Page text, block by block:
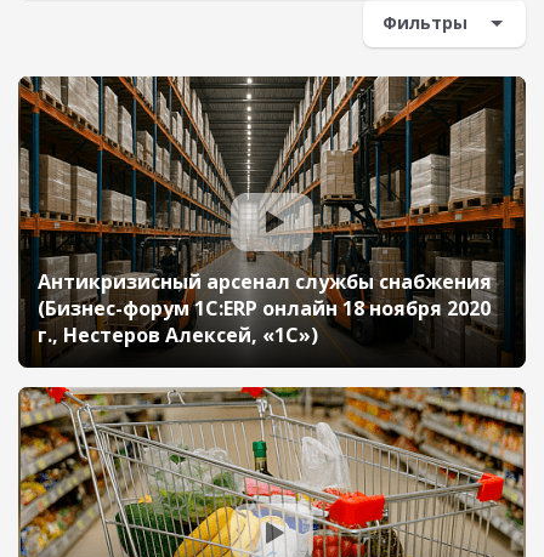
Фильтры
Антикризисный арсенал службы снабжения
(Бизнес-форум 1С:ERP онлайн 18 ноября 2020
г., Нестеров Алексей, «1С»)